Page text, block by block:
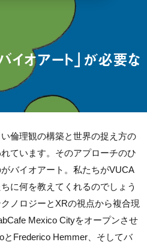
オアート」が必要な
倫理観の構築と世界の捉え方の
ています。そのアプローチのひ
バイオアート。私たちがVUCA
に何を教えてくれるのでしょう
ノロジーとXRの視点から複合現
Mexico Cityをオープンさせ
とFrederico Hemmer、そしてバ